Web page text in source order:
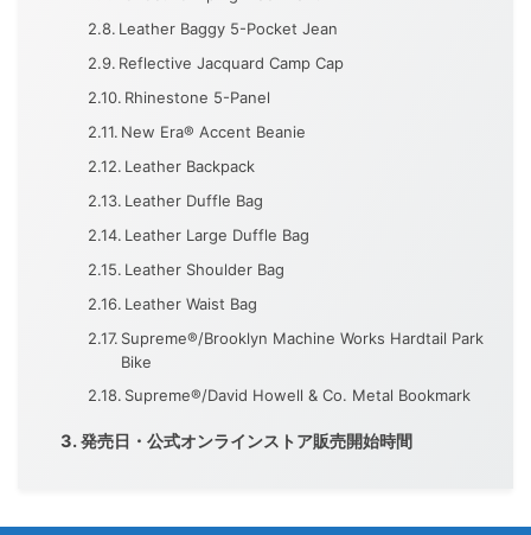
Leather Baggy 5-Pocket Jean
Reflective Jacquard Camp Cap
Rhinestone 5-Panel
New Era® Accent Beanie
Leather Backpack
Leather Duffle Bag
Leather Large Duffle Bag
Leather Shoulder Bag
Leather Waist Bag
Supreme®/Brooklyn Machine Works Hardtail Park
Bike
Supreme®/David Howell & Co. Metal Bookmark
発売日・公式オンラインストア販売開始時間